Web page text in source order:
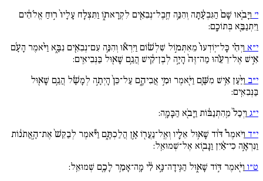
י׳ וַיָּבֹ֚אוּ שָׁם֙ הַגִּבְעָ֔תָה וְהִנֵּ֥ה חֶֽבֶל־נְבִאִ֖ים לִקְרָאת֑וֹ וַתִּצְלַ֚ח עָלָיו֙ ר֣וּחַ אֱלֹהִ֔ים
וַיִּתְנַבֵּ֖א בְּתוֹכָֽם:
י״א וַיְהִ֗י כָּל־יֽוֹדְעוֹ֙ מֵאִתְּמ֣וֹל שִׁלְשׁ֔וֹם וַיִּרְא֕וּ וְהִנֵּ֥ה עִם־נְבִאִ֖ים נִבָּ֑א וַיֹּ֨אמֶר הָעָ֜ם
אִ֣ישׁ אֶל־רֵעֵ֗הוּ מַה־זֶּה֙ הָיָ֣ה לְבֶן־קִ֔ישׁ הֲגַ֥ם שָׁא֖וּל בַּנְּבִיאִֽים:
י״ב וַיַּ֨עַן אִ֥ישׁ מִשָּׁ֛ם וַיֹּ֖אמֶר וּמִ֣י אֲבִיהֶ֑ם עַל־כֵּן֙ הָיְתָ֣ה לְמָשָׁ֔ל הֲגַ֥ם שָׁא֖וּל
בַּנְּבִאִֽים:
י״ג וַיְכַל֙ מֵֽהִתְנַבּ֔וֹת וַיָּבֹ֖א הַבָּמָֽה:
י״ד וַיֹּאמֶר֩ דּ֨וֹד שָׁא֥וּל אֵלָ֛יו וְאֶֽל־נַעֲר֖וֹ אָ֣ן הֲלַכְתֶּ֑ם וַיֹּ֕אמֶר לְבַקֵּשׁ֙ אֶת־הָ֣אֲתֹנ֔וֹת
וַנִּרְאֶ֣ה כִי־אַ֔יִן וַנָּב֖וֹא אֶל־שְׁמוּאֵֽל:
ט״ו וַיֹּ֖אמֶר דּ֣וֹד שָׁא֑וּל הַגִּֽידָה־נָּ֣א לִ֔י מָֽה־אָמַ֥ר לָכֶ֖ם שְׁמוּאֵֽל: